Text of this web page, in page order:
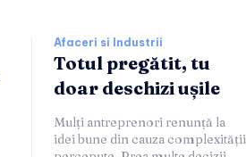
Afaceri si Industrii
Totul pregătit, tu
doar deschizi ușile
Mulți antreprenori renunță la
idei bune din cauza complexității